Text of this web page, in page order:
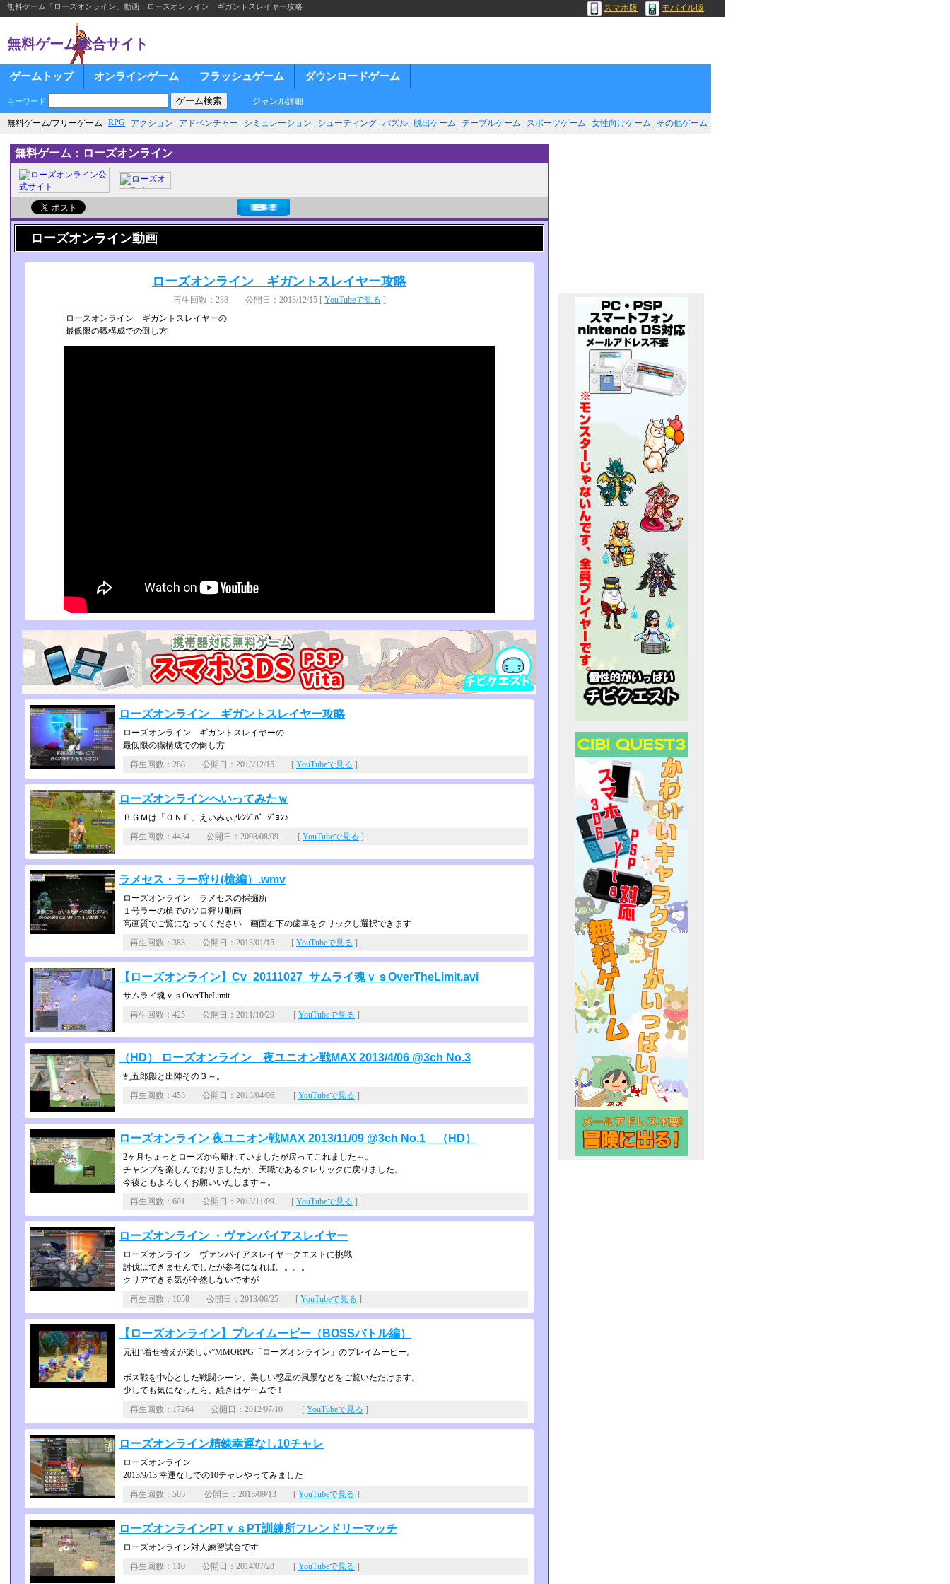
無料ゲーム「ローズオンライン」動画：ローズオンライン ギガントスレイヤー攻略 スマホ版 モバイル版
無料ゲーム総合サイト
ゲームトップ オンラインゲーム フラッシュゲーム ダウンロードゲーム
キーワード ジャンル詳細
無料ゲーム/フリーゲーム RPG アクション アドベンチャー シミュレーション シューティング パズル 脱出ゲーム テーブルゲーム スポーツゲーム 女性向けゲーム その他ゲーム
無料ゲーム：ローズオンライン
ローズオンライン動画
ローズオンライン ギガントスレイヤー攻略
再生回数：288 公開日：2013/12/15 [ YouTubeで見る ]
ローズオンライン ギガントスレイヤーの
最低限の職構成での倒し方
ローズオンライン ギガントスレイヤー攻略
ローズオンライン ギガントスレイヤーの
最低限の職構成での倒し方
再生回数：288 公開日：2013/12/15 [ YouTubeで見る ]
ローズオンラインへいってみたｗ
ＢＧＭは「ＯＮＥ」えいみぃｱﾚﾝｼﾞﾊﾞｰｼﾞｮﾝ♪
再生回数：4434 公開日：2008/08/09 [ YouTubeで見る ]
ラメセス・ラー狩り(槍編）.wmv
ローズオンライン ラメセスの採掘所
１号ラーの槍でのソロ狩り動画
高画質でご覧になってください 画面右下の歯車をクリックし選択できます
再生回数：383 公開日：2013/01/15 [ YouTubeで見る ]
【ローズオンライン】Cv_20111027_サムライ魂ｖｓOverTheLimit.avi
サムライ魂ｖｓOverTheLimit
再生回数：425 公開日：2011/10/29 [ YouTubeで見る ]
（HD） ローズオンライン 夜ユニオン戦MAX 2013/4/06 @3ch No.3
乱五郎殿と出陣その３～。
再生回数：453 公開日：2013/04/06 [ YouTubeで見る ]
ローズオンライン 夜ユニオン戦MAX 2013/11/09 @3ch No.1 （HD）
2ヶ月ちょっとローズから離れていましたが戻ってこれました～。
チャンプを楽しんでおりましたが、天職であるクレリックに戻りました。
今後ともよろしくお願いいたします～。
再生回数：601 公開日：2013/11/09 [ YouTubeで見る ]
ローズオンライン ・ヴァンパイアスレイヤー
ローズオンライン ヴァンパイアスレイヤークエストに挑戦
討伐はできませんでしたが参考になれば。。。。
クリアできる気が全然しないですが
再生回数：1058 公開日：2013/06/25 [ YouTubeで見る ]
【ローズオンライン】プレイムービー（BOSSバトル編）
元祖”着せ替えが楽しい”MMORPG「ローズオンライン」のプ­レイムービー。
ボス戦を中心とした戦闘シーン、美しい惑星の風景などをご覧いただけます。
少しでも気になったら、続きはゲームで！
再生回数：17264 公開日：2012/07/10 [ YouTubeで見る ]
ローズオンライン精錬幸運なし10チャレ
ローズオンライン
2013/9/13 幸運なしでの10チャレやってみました
再生回数：505 公開日：2013/09/13 [ YouTubeで見る ]
ローズオンラインPTｖｓPT訓練所フレンドリーマッチ
ローズオンライン対人練習試合です
再生回数：110 公開日：2014/07/28 [ YouTubeで見る ]